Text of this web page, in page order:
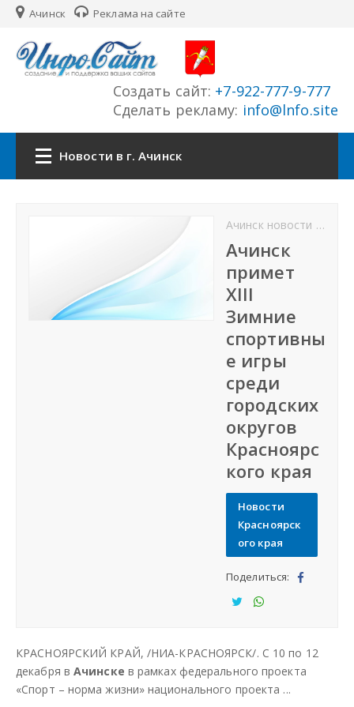
Ачинск Реклама на сайте
Создать сайт: +7-922-777-9-777
Сделать рекламу: info@lnfo.site
Новости в г. Ачинск
Сайты города
Ачинск новости
Ачинск
примет
XIII
Зимние
спортивны
е игры
среди
городских
округов
Красноярс
кого края
Новости
Красноярск
ого края
Поделиться:
я
тьс
я
тьс
я
КРАСНОЯРСКИЙ КРАЙ, /НИА-КРАСНОЯРСК/. С 10 по 12
декабря в Ачинске в рамках федерального проекта
«Спорт – норма жизни» национального проекта ...